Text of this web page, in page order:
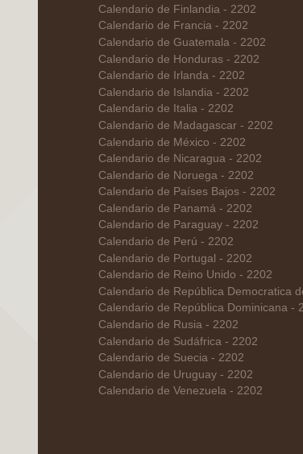
Calendario de Finlandia - 2202
Calendario de Francia - 2202
Calendario de Guatemala - 2202
Calendario de Honduras - 2202
Calendario de Irlanda - 2202
Calendario de Islandia - 2202
Calendario de Italia - 2202
Calendario de Madagascar - 2202
Calendario de México - 2202
Calendario de Nicaragua - 2202
Calendario de Noruega - 2202
Calendario de Países Bajos - 2202
Calendario de Panamá - 2202
Calendario de Paraguay - 2202
Calendario de Perú - 2202
Calendario de Portugal - 2202
Calendario de Reino Unido - 2202
Calendario de República Democratica
Calendario de República Dominicana -
Calendario de Rusia - 2202
Calendario de Sudáfrica - 2202
Calendario de Suecia - 2202
Calendario de Uruguay - 2202
Calendario de Venezuela - 2202